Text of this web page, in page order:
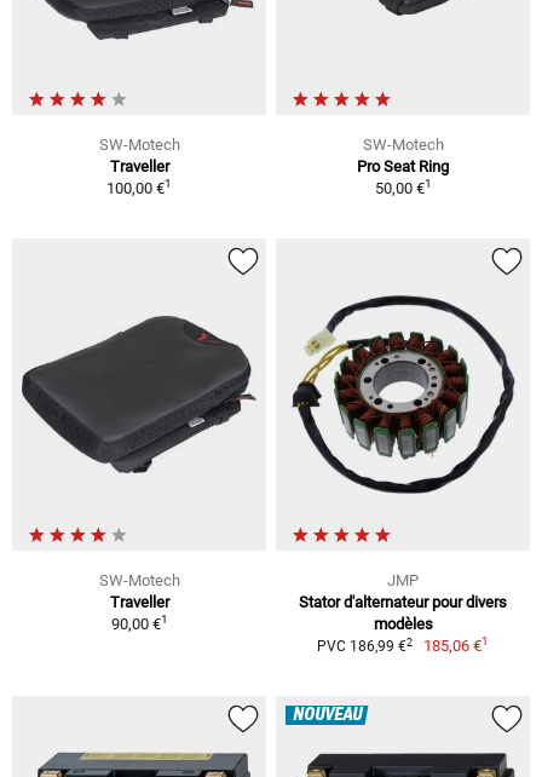
SW-Motech
Traveller
100,00 €1
SW-Motech
Pro Seat Ring
50,00 €1
SW-Motech
Traveller
90,00 €1
JMP
Stator d'alternateur pour divers
modèles
PVC 186,99 €2 185,06 €1
NOUVEAU